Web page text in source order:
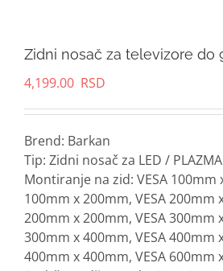
Zidni nosač za televizore do
4,199.00 RSD
Brend: Barkan
Tip: Zidni nosač za LED /
Montiranje na zid: VESA 100mm
100mm x 200mm, VESA 200mm
200mm x 200mm, VESA 300mm
300mm x 400mm, VESA 400mm
400mm x 400mm, VESA 600mm